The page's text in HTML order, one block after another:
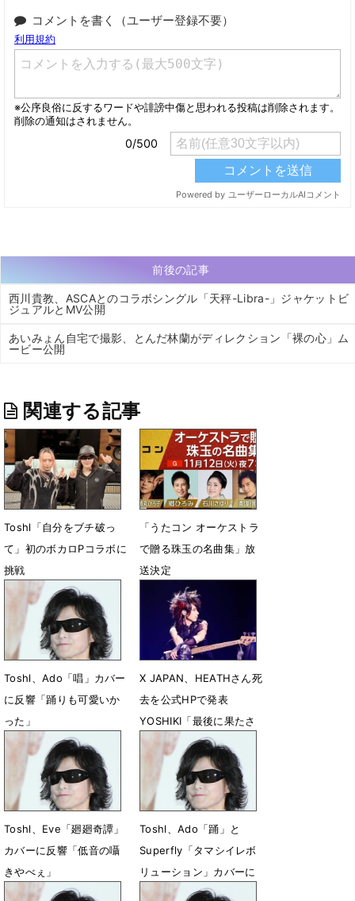
コメントを書く（ユーザー登録不要）
前後の記事
西川貴教、ASCAとのコラボシングル「天秤-Libra-」ジャケットビ
ジュアルとMV公開
あいみょん自宅で撮影、とんだ林蘭がディレクション「裸の心」ム
ービー公開
関連する記事
Toshl「自分をブチ破っ
て」初のボカロPコラボに
挑戦
5月19日 18時24分
「うたコン オーケストラ
で贈る珠玉の名曲集」放
送決定
11月5日 17時00分
Toshl、Ado「唱」カバー
に反響「踊りも可愛いか
った」
12月22日 22時52分
X JAPAN、HEATHさん死
去を公式HPで発表
YOSHIKI「最後に果たさ
なくてはいけない責任が
残っています」
11月11日 18時01分
Toshl、Eve「廻廻奇譚」
カバーに反響「低音の囁
きやべぇ」
12月24日 21時47分
Toshl、Ado「踊」と
Superfly「タマシイレボ
リューション」カバーに
反響「完璧油断してい